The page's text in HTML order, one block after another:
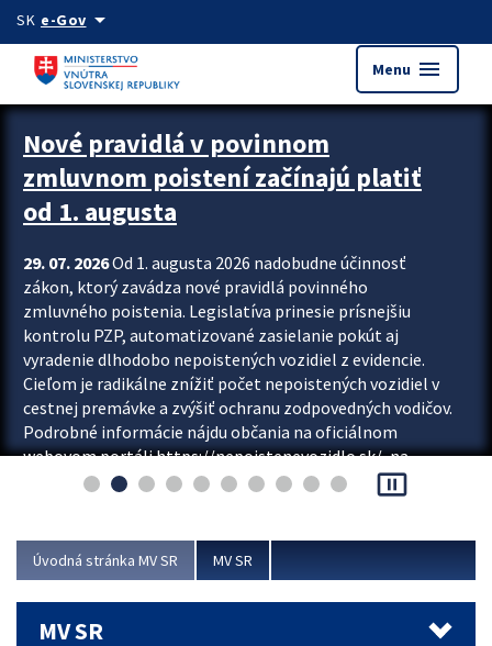
Preskocit na hlavný obsah
SK e-Govarrow_drop_down
Menu menu
Zastavit automatický posun upútavok
Nové pravidlá v povinnom
zmluvnom poistení začínajú platiť
od 1. augusta
29. 07. 2026Od 1. augusta 2026 nadobudne účinnosť
zákon, ktorý zavádza nové pravidlá povinného
zmluvného poistenia. Legislatíva prinesie prísnejšiu
kontrolu PZP, automatizované zasielanie pokút aj
vyradenie dlhodobo nepoistených vozidiel z evidencie.
Cieľom je radikálne znížiť počet nepoistených vozidiel v
cestnej premávke a zvýšiť ochranu zodpovedných vodičov.
Podrobné informácie nájdu občania na oficiálnom
webovom portáli https://nepoistenevozidlo.sk/, na
ktorom od augusta pribudne aj možnosť overiť si...
pause_presentation
Úvodná stránka MV SR MV SR
MV SR